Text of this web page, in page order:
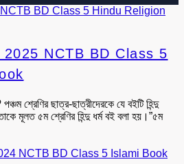
বই 2025 NCTB BD Class 5
শ্রেণির ছাত্র-ছাত্রীদেরকে যে বইটি হিন্দু
মূলত ৫ম শ্রেণির হিন্দু ধর্ম বই বলা হয়।”৫ম